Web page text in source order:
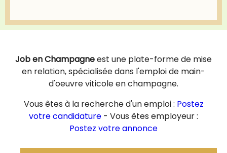
Job en Champagneest une plate-forme de mise
en relation, spécialisée dans l'emploi de main-
d'oeuvre viticole en champagne.
Vous êtes à la recherche d'un emploi : Postez
votre candidature - Vous êtes employeur :
Postez votre annonce